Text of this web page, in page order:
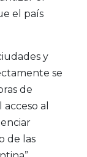
el país
y
se
de
al
de las